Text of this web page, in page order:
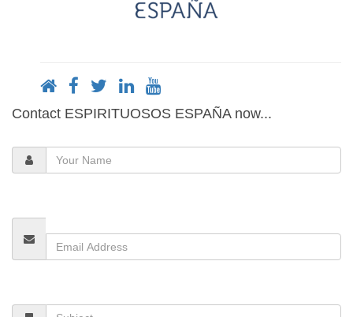
Contact ESPIRITUOSOS ESPAÑA now...
Your
Name
Email
Address
Subject